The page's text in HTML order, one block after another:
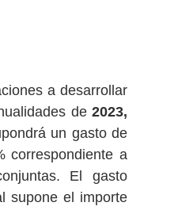
de 2023,
correspondiente a
El gasto
supone el importe